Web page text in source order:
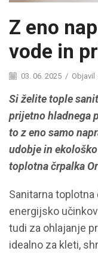
Z eno
vode in
03. 06. 2025 / Objavil
Si želite tople
prijetno hladnega
to z eno samo
udobje in
toplotna črpalka
Sanitarna toplotna
energijsko
tudi za ohlajanje
idealno za kleti,